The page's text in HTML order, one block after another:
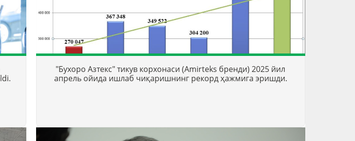
"Бухоро Азтекс" тикув корхонаси (Amirteks бренди) 2025 йил
апрель ойида ишлаб чиқаришнинг рекорд ҳажмига эришди.